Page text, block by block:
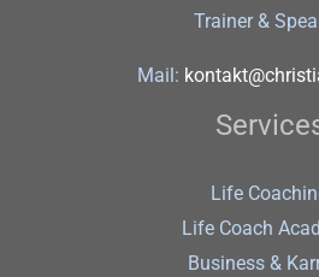
Trainer &
Mail:
Life
Life Coach
Business &